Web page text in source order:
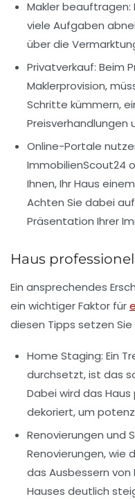
Makler beauftragen:
viele Aufgaben
über die
Privatverkauf: Beim
Maklerprovision,
Schritte kümmern,
Preisverhandlungen
Online-Portale
ImmobilienScout24
Ihnen, Ihr Haus
Achten Sie dabei
Präsentation Ihrer
Haus
Ein ansprechendes
ein wichtiger Faktor für
diesen Tipps setzen
Home Staging: Ein
durchsetzt, ist das
Dabei wird das
dekoriert, um
Renovierungen und
Renovierungen, wie
das Ausbessern von
Hauses deutlich